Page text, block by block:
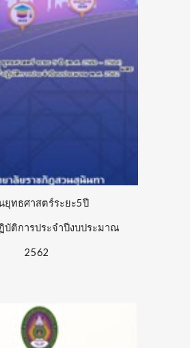
ยุทธศาสตร์ระยะ5ปี
บัติการประจำปีงบประมาณ
2562